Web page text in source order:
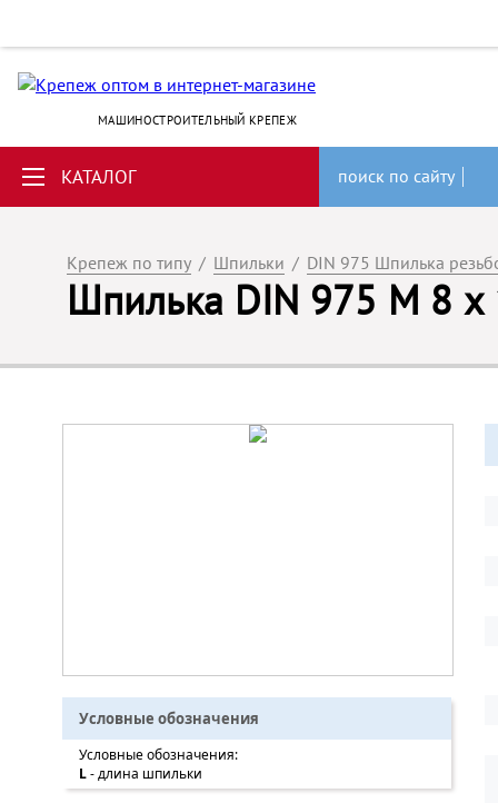
МАШИНОСТРОИТЕЛЬНЫЙ КРЕПЕЖ
КАТАЛОГ поиск по сайту
Крепеж по типу / Шпильки / DIN 975 Шпилька
Шпилька DIN 975 М 8 х
Условные обозначения
Условные обозначения:
L- длина шпильки